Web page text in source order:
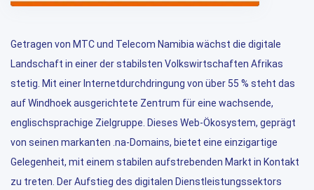
Getragen von MTC und Telecom Namibia wächst die digitale
Landschaft in einer der stabilsten Volkswirtschaften Afrikas
stetig. Mit einer Internetdurchdringung von über 55 % steht das
auf Windhoek ausgerichtete Zentrum für eine wachsende,
englischsprachige Zielgruppe. Dieses Web-Ökosystem, geprägt
von seinen markanten .na-Domains, bietet eine einzigartige
Gelegenheit, mit einem stabilen aufstrebenden Markt in Kontakt
zu treten. Der Aufstieg des digitalen Dienstleistungssektors